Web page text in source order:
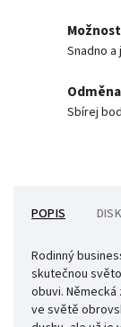
Snadno
Sbírej
POPIS
Rodinný
skutečnou
obuvi.
ve světě